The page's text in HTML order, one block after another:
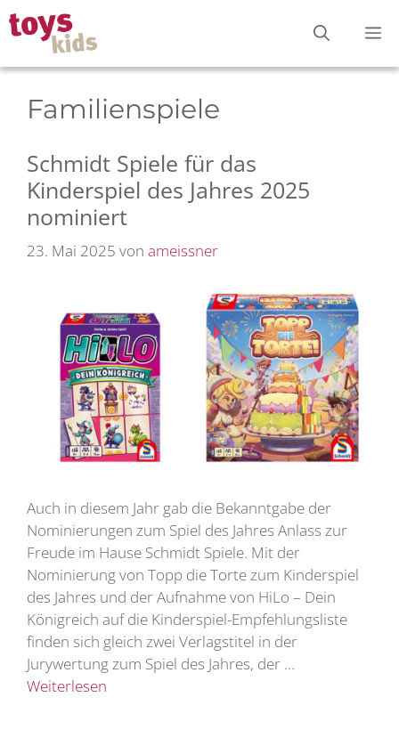
Zum
Inhalt
springen
Familienspiele
Schmidt Spiele für das
Kinderspiel des Jahres 2025
nominiert
23. Mai 2025 von ameissner
Auch in diesem Jahr gab die Bekanntgabe der
Nominierungen zum Spiel des Jahres Anlass zur
Freude im Hause Schmidt Spiele. Mit der
Nominierung von Topp die Torte zum Kinderspiel
des Jahres und der Aufnahme von HiLo – Dein
Königreich auf die Kinderspiel-Empfehlungsliste
finden sich gleich zwei Verlagstitel in der
Jurywertung zum Spiel des Jahres, der …
Weiterlesen